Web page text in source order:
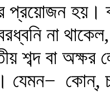
প্রয়োজন হয়।
না
শব্দ বা অক্ষর
যেমন− কোন্,